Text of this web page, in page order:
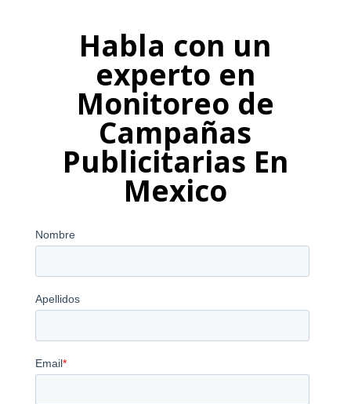
Habla con un
experto en
Monitoreo de
Campañas
Publicitarias En
Mexico